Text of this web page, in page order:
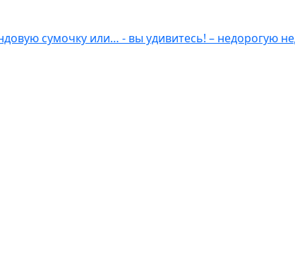
сумочку или… - вы удивитесь! – недорогую